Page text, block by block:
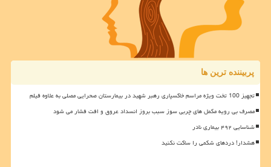
پربیننده ترین ها
تجهیز 100 تخت ویژه مراسم خاکسپاری رهبر شهید در بیمارستان صحرایی مصلی به علاوه فیلم
مصرف بی رویه مکمل های چربی سوز سبب بروز انسداد عروق و افت فشار می شود
شناسایی ۴۹۲ بیماری نادر
هشدار! دردهای شکمی را ساکت نکنید